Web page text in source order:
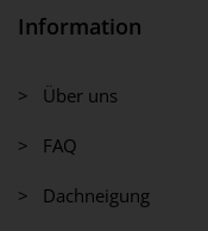
Information
> Über uns
> FAQ
> Dachneigung